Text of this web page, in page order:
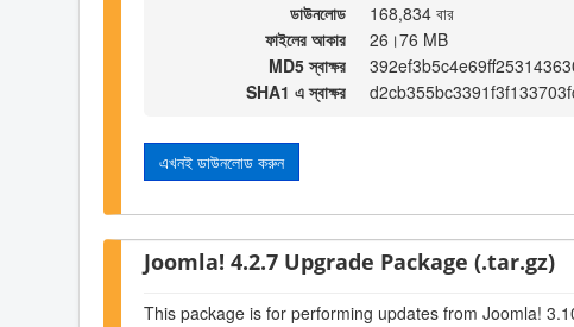
ডাউনলোড
168,834 বার
ফাইলের আকার
26।76 MB
MD5 স্বাক্ষর
SHA1 এ স্বাক্ষর
এখনই ডাউনলোড করুন
Joomla! 4.2.7 Upgrade Package (.tar.gz)
This package is for performing updates from Joomla!